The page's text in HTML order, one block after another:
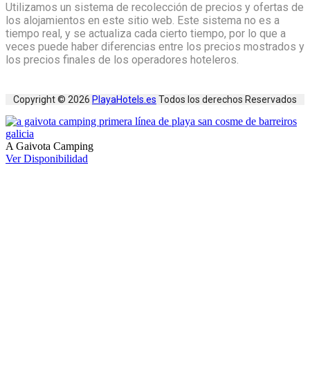
Utilizamos un sistema de recolección de precios y ofertas de
los alojamientos en este sitio web. Este sistema no es a
tiempo real, y se actualiza cada cierto tiempo, por lo que a
veces puede haber diferencias entre los precios mostrados y
los precios finales de los operadores hoteleros.
Copyright © 2026 PlayaHotels.es Todos los derechos Reservados
A Gaivota Camping
Ver Disponibilidad